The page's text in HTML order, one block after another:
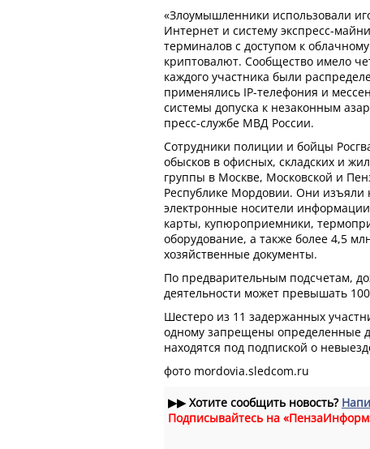
«Злоумышленники использовали
Интернет и систему экспресс-
терминалов с доступом к
криптовалют. Сообщество имело
каждого участника были
применялись IP-телефония и
системы допуска к незаконным
пресс-службе МВД России.
Сотрудники полиции и бойцы
обысков в офисных, складских и
группы в Москве, Московской и
Республике Мордовии. Они изъяли
электронные носители
карты, купюроприемники,
оборудование, а также более 4,5
хозяйственные документы.
По предварительным подсчетам,
деятельности может превышать
Шестеро из 11 задержанных
одному запрещены определенные
находятся под подпиской о
фото mordovia.sledcom.ru
▶▶Хотите сообщить новость?
Подписывайтесь на